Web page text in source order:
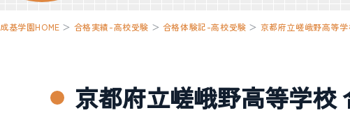
成基学園HOME ＞ 合格実績-高校受験 ＞ 合格体験記-高校受験 ＞ 京都府立嵯峨野高等
京都府立嵯峨野高等学校